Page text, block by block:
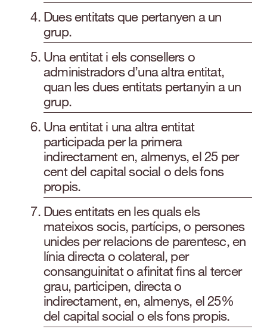
Dues entitats que pertanyen a un
grup.
Una entitat i els consellers o
administradors d’una altra entitat,
quan les dues entitats pertanyin a un
grup.
Una entitat i una altra entitat
participada per la primera
indirectament en, almenys, el 25 per
cent del capital social o dels fons
propis.
Dues entitats en les quals els
mateixos socis, partícips, o persones
unides per relacions de parentesc, en
línia directa o colateral, per
consanguinitat o afinitat fins al tercer
grau, participen, directa o
indirectament, en, almenys, el 25%
del capital social o els fons propis.